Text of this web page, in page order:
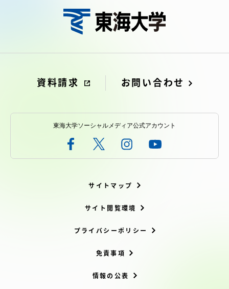
資料請求 お問い合わせ
東海大学ソーシャルメディア公式アカウント
サイトマップ
サイト閲覧環境
プライバシーポリシー
免責事項
情報の公表